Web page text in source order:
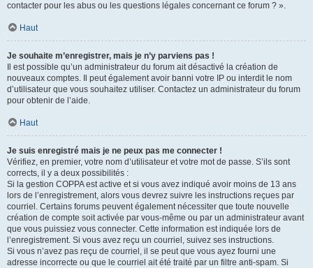
contacter pour les abus ou les questions légales concernant ce forum ? ».
Haut
Je souhaite m’enregistrer, mais je n’y parviens pas !
Il est possible qu’un administrateur du forum ait désactivé la création de
nouveaux comptes. Il peut également avoir banni votre IP ou interdit le nom
d’utilisateur que vous souhaitez utiliser. Contactez un administrateur du forum
pour obtenir de l’aide.
Haut
Je suis enregistré mais je ne peux pas me connecter !
Vérifiez, en premier, votre nom d’utilisateur et votre mot de passe. S’ils sont
corrects, il y a deux possibilités :
Si la gestion COPPA est active et si vous avez indiqué avoir moins de 13 ans
lors de l’enregistrement, alors vous devrez suivre les instructions reçues par
courriel. Certains forums peuvent également nécessiter que toute nouvelle
création de compte soit activée par vous-même ou par un administrateur avant
que vous puissiez vous connecter. Cette information est indiquée lors de
l’enregistrement. Si vous avez reçu un courriel, suivez ses instructions.
Si vous n’avez pas reçu de courriel, il se peut que vous ayez fourni une
adresse incorrecte ou que le courriel ait été traité par un filtre anti-spam. Si